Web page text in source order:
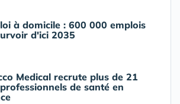
à domicile : 600 000 emplois
d'ici 2035
Medical recrute plus de 21
de santé en